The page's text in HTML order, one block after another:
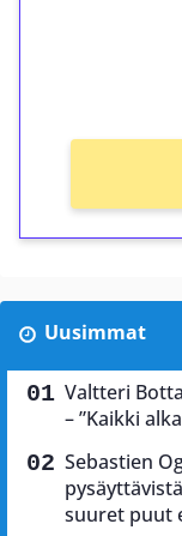
Uusimmat
Valtteri
– ”Kaikki
Sebastien
suuret puut